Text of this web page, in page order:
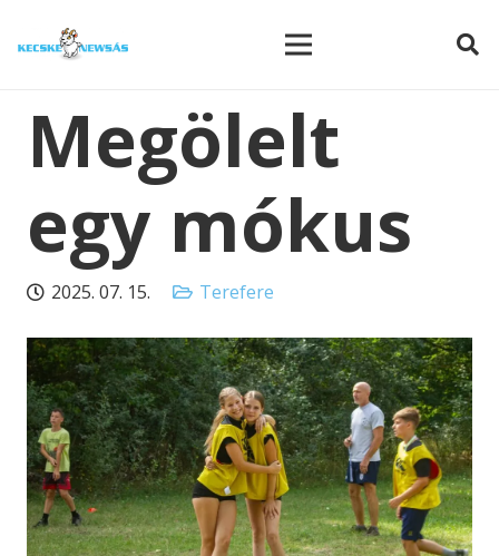
Megölelt
egy mókus
2025. 07. 15. Terefere